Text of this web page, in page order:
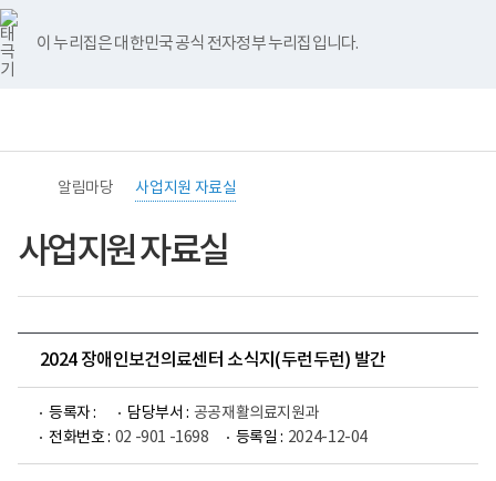
바
로
가
기
메
이 누리집은 대한민국 공식 전자정부 누리집입니다.
너
비
767px
이
하
운
기
관)
건
복
부
립
활
앙
장
인
검
메
홈
알림마당 사업지원 자료실
사업지원 자료실
2024 장애인보건의료센터 소식지(두런두런) 발간
등록자 : 담당부서 : 공공재활의료지원과
전화번호 : 02 -901 -1698 등록일 : 2024-12-04
유
튜
브
블
로
그
인
스
타
그
램
페
이
스
북